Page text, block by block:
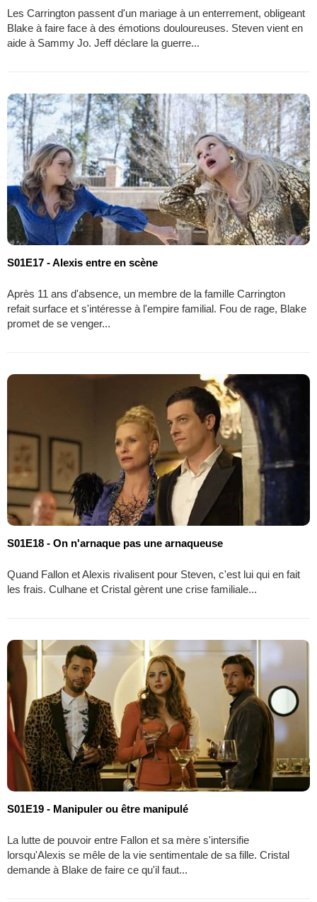
Les Carrington passent d'un mariage à un enterrement, obligeant
Blake à faire face à des émotions douloureuses. Steven vient en
aide à Sammy Jo. Jeff déclare la guerre...
S01E17 - Alexis entre en scène
Après 11 ans d'absence, un membre de la famille Carrington
refait surface et s'intéresse à l'empire familial. Fou de rage, Blake
promet de se venger...
S01E18 - On n'arnaque pas une arnaqueuse
Quand Fallon et Alexis rivalisent pour Steven, c'est lui qui en fait
les frais. Culhane et Cristal gèrent une crise familiale...
S01E19 - Manipuler ou être manipulé
La lutte de pouvoir entre Fallon et sa mère s'intersifie
lorsqu'Alexis se mêle de la vie sentimentale de sa fille. Cristal
demande à Blake de faire ce qu'il faut...